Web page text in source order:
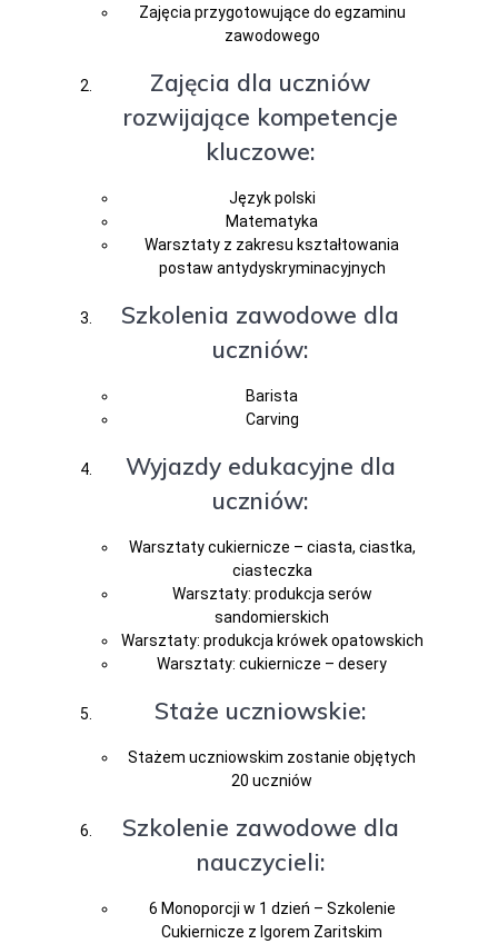
Zajęcia przygotowujące do egzaminu
zawodowego
Zajęcia dla uczniów
rozwijające kompetencje
kluczowe:
Język polski
Matematyka
Warsztaty z zakresu kształtowania
postaw antydyskryminacyjnych
Szkolenia zawodowe dla
uczniów:
Barista
Carving
Wyjazdy edukacyjne dla
uczniów:
Warsztaty cukiernicze – ciasta, ciastka,
ciasteczka
Warsztaty: produkcja serów
sandomierskich
Warsztaty: produkcja krówek opatowskich
Warsztaty: cukiernicze – desery
Staże uczniowskie:
Stażem uczniowskim zostanie objętych
20 uczniów
Szkolenie zawodowe dla
nauczycieli:
6 Monoporcji w 1 dzień – Szkolenie
Cukiernicze z Igorem Zaritskim